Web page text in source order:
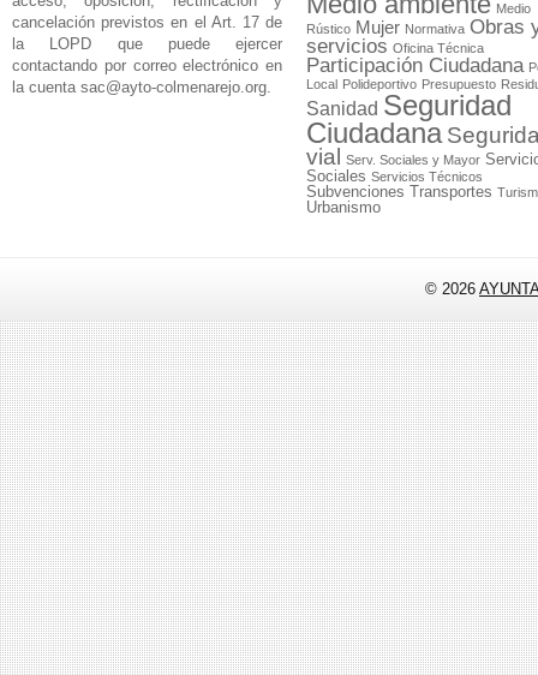
cancelación previstos en el Art. 17 de
la LOPD que puede ejercer
contactando por correo electrónico en
la cuenta sac@ayto-colmenarejo.org.
Medio
Rústico Mujer Normativa Obras
servicios Oficina Técnica
Participación Ciudadana
Local Polideportivo Presupuesto
Sanidad Seguridad
Ciudadana
vial
Serv. Sociales y Mayor
Sociales Servicios Técnicos
Subvenciones Transportes
Urbanismo
© 2026